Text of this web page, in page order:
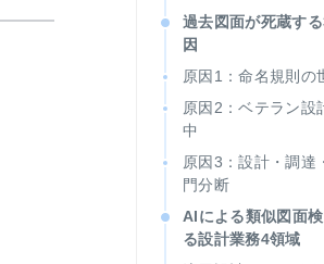
過去図面が死蔵す
因
原因1：命名規則の
原因2：ベテラン設
中
原因3：設計・調達
門分断
AIによる類似図面
る設計業務4領域